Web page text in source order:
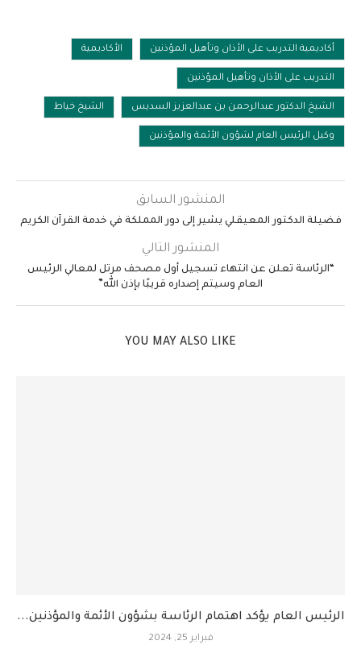
أكاديمية التدريب على الأذان وتأهيل المؤذنين الأكاديمية
التدريب على الأذان وتأهيل المؤذنين
الشيخ الدكتور عبدالرحمن بن عبدالعزيز السديس الشيخ خياط
وكيل الرئيس العام لشؤون الأئمة والمؤذنين
المنشور السابق
فضيلة الدكتور المعيقلي يشير إلى دور المملكة في خدمة القرآن الكريم
المنشور التالي
“الرئاسة تعلن عن انتهاء تسجيل أول مصحف مرتل لمعالي الرئيس
العام وسيتم إصداره قريبًا بإذن الله”
YOU MAY ALSO LIKE
الرئيس العام يؤكد اهتمام الرئاسة بشؤون الأئمة والمؤذنين...
فبراير 25, 2024